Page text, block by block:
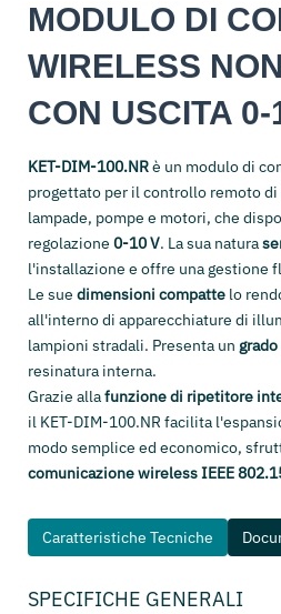
MODULO DI
WIRELESS
CON USCITA 0-
KET-DIM-100.NRè un modulo di
progettato per il controllo remoto
lampade, pompe e motori, che
regolazione 0-10 V. La sua natura
l'installazione e offre una gestione
Le sue dimensioni compatte lo
all'interno di apparecchiature di
lampioni stradali. Presenta un
resinatura interna.
Grazie allafunzione di ripetitore
il KET-DIM-100.NR facilita
modo semplice ed economico,
comunicazione wireless IEEE
Caratteristiche Tecniche
SPECIFICHE GENERALI